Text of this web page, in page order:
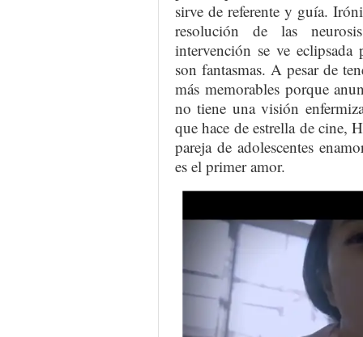
sirve de referente y guía.
resolución de las
intervención se ve eclipsada
son fantasmas. A pesar de
más memorables porque
no tiene una visión
que hace de estrella de
pareja de adolescentes
es el primer amor.